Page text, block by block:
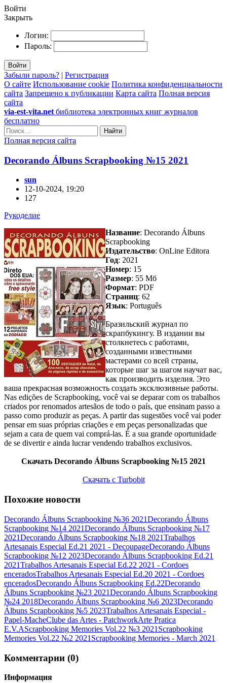
Войти
Закрыть
Логин:
Пароль:
Войти
Забыли пароль? | Регистрация
О сайте Использование cookie Политика конфиденциальности
сайта Запрещено к публикации Карта сайта Полная версия
сайта
via-est-vita.net библиотека электронных книг журналов
бесплатно
Найти
Полная версия сайта
Decorando Álbuns Scrapbooking №15 2021
sun
12-10-2024, 19:20
127
Рукоделие
Название: Decorando Álbuns
Scrapbooking
Издательство: OnLine Editora
Год: 2021
Номер: 15
Размер: 55 Мб
Формат: PDF
Страниц: 62
Язык: Português
Бразильский журнал по
скрапбукингу. В издании вы
столкнетесь с работами,
созданными известными
мастерами со всей страны,
которые шаг за шагом научат вас,
как производить изделия. Это
ваша прекрасная возможность создать эксклюзивные работы.
Nas edições de Scrapbooking, você vai se deparar com os trabalhos
criados por renomados artesãos de todo o país, que ensinam passo a
passo como produzir as peças. A partir das sugestões você vai poder
pensar em suas próprias criações e em peças personalizadas que
sejam a cara de quem vai comprá-las. É a sua grande oportunidade
de se divertir e ainda lucrar vendendo trabalhos exclusivos.
Скачать Decorando Álbuns Scrapbooking №15 2021
Скачать с Turbobit
Похожие новости
Decorando Álbuns Scrapbooking №36 2021Decorando Álbuns
Scrapbooking №14 2021Decorando Álbuns Scrapbooking №17
2021Decorando Álbuns Scrapbooking №18 2021Trabalhos
Artesanais Especial Ed.21 2021 - DecoupageDecorando Álbuns
Scrapbooking №12 2023Decorando Álbuns Scrapbooking Ed.21
2021Trabalhos Artesanais Especial Ed.22 2021 - Cordoes
enceradosTrabalhos Artesanais Especial Ed.20 2021 - Cordoes
enceradosDecorando Álbuns Scrapbooking Ed.22Decorando
Álbuns Scrapbooking №23 2021Decorando Álbuns Scrapbooking
№24 2018Decorando Álbuns Scrapbooking №6 2023Decorando
Álbuns Scrapbooking №5 2023Trabalhos Artesanais Especial -
Papel-MacheClube das Artes - PatchworkArte Pratica
E.V.AScrapbooking Memories Vol.22 №3 2021 Scrapbooking
Memories Vol.22 №2 2021 Scrapbooking Memories - March 2021
Комментарии (0)
Информация